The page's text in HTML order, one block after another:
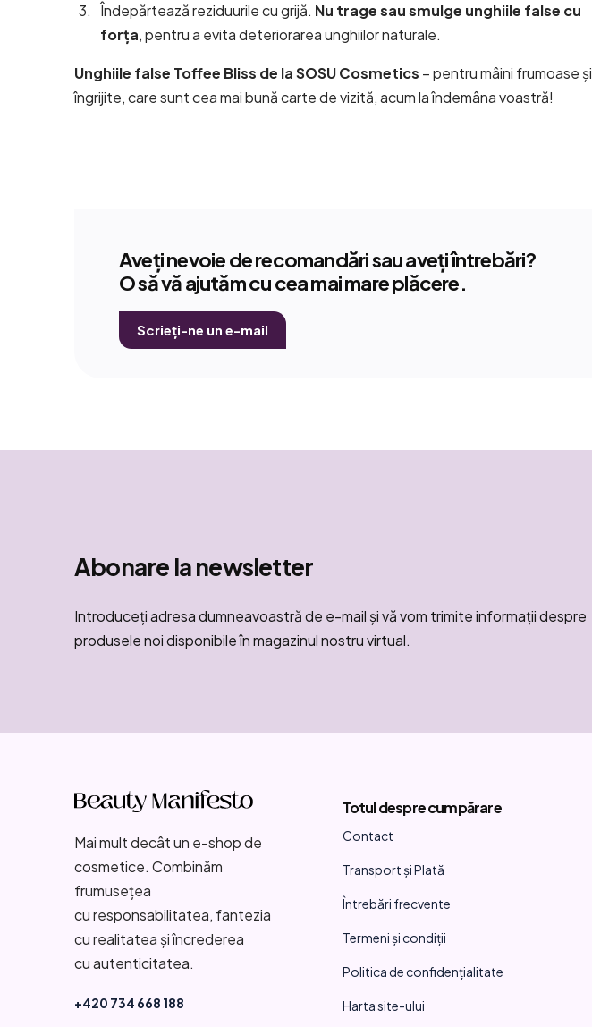
Îndepărtează reziduurile cu grijă. Nu trage sau smulge unghiile false cu
forța, pentru a evita deteriorarea unghiilor naturale.
Unghiile false Toffee Bliss de la SOSU Cosmetics – pentru mâini frumoase și
îngrijite, care sunt cea mai bună carte de vizită, acum la îndemâna voastră!
Aveți nevoie de recomandări sau aveți întrebări?
O să vă ajutăm cu cea mai mare plăcere.
Scrieți-ne un e-mail
Abonare la newsletter
Introduceţi adresa dumneavoastră de e-mail şi vă vom trimite informaţii despre
produsele noi disponibile în magazinul nostru virtual.
Mai mult decât un e-shop de
cosmetice. Combinăm
frumusețea
cu responsabilitatea, fantezia
cu realitatea și încrederea
cu autenticitatea.
+420 734 668 188
Totul despre cumpărare
Contact
Transport și Plată
Întrebări frecvente
Termeni și condiții
Politica de confidențialitate
Harta site-ului